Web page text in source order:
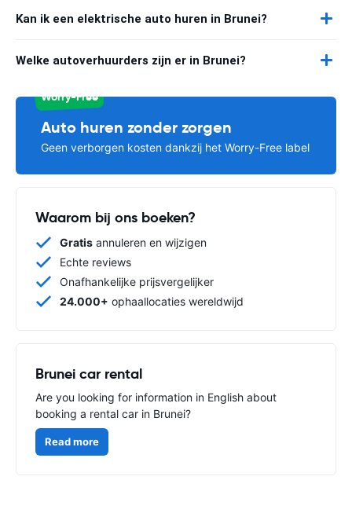
Kan ik een elektrische auto huren in Brunei?
Welke autoverhuurders zijn er in Brunei?
Worry-Free
Auto huren zonder zorgen
Geen verborgen kosten dankzij het Worry-Free label
Waarom bij ons boeken?
Gratis annuleren en wijzigen
Echte reviews
Onafhankelijke prijsvergelijker
24.000+ ophaallocaties wereldwijd
Brunei car rental
Are you looking for information in English about
booking a rental car in Brunei?
Read more